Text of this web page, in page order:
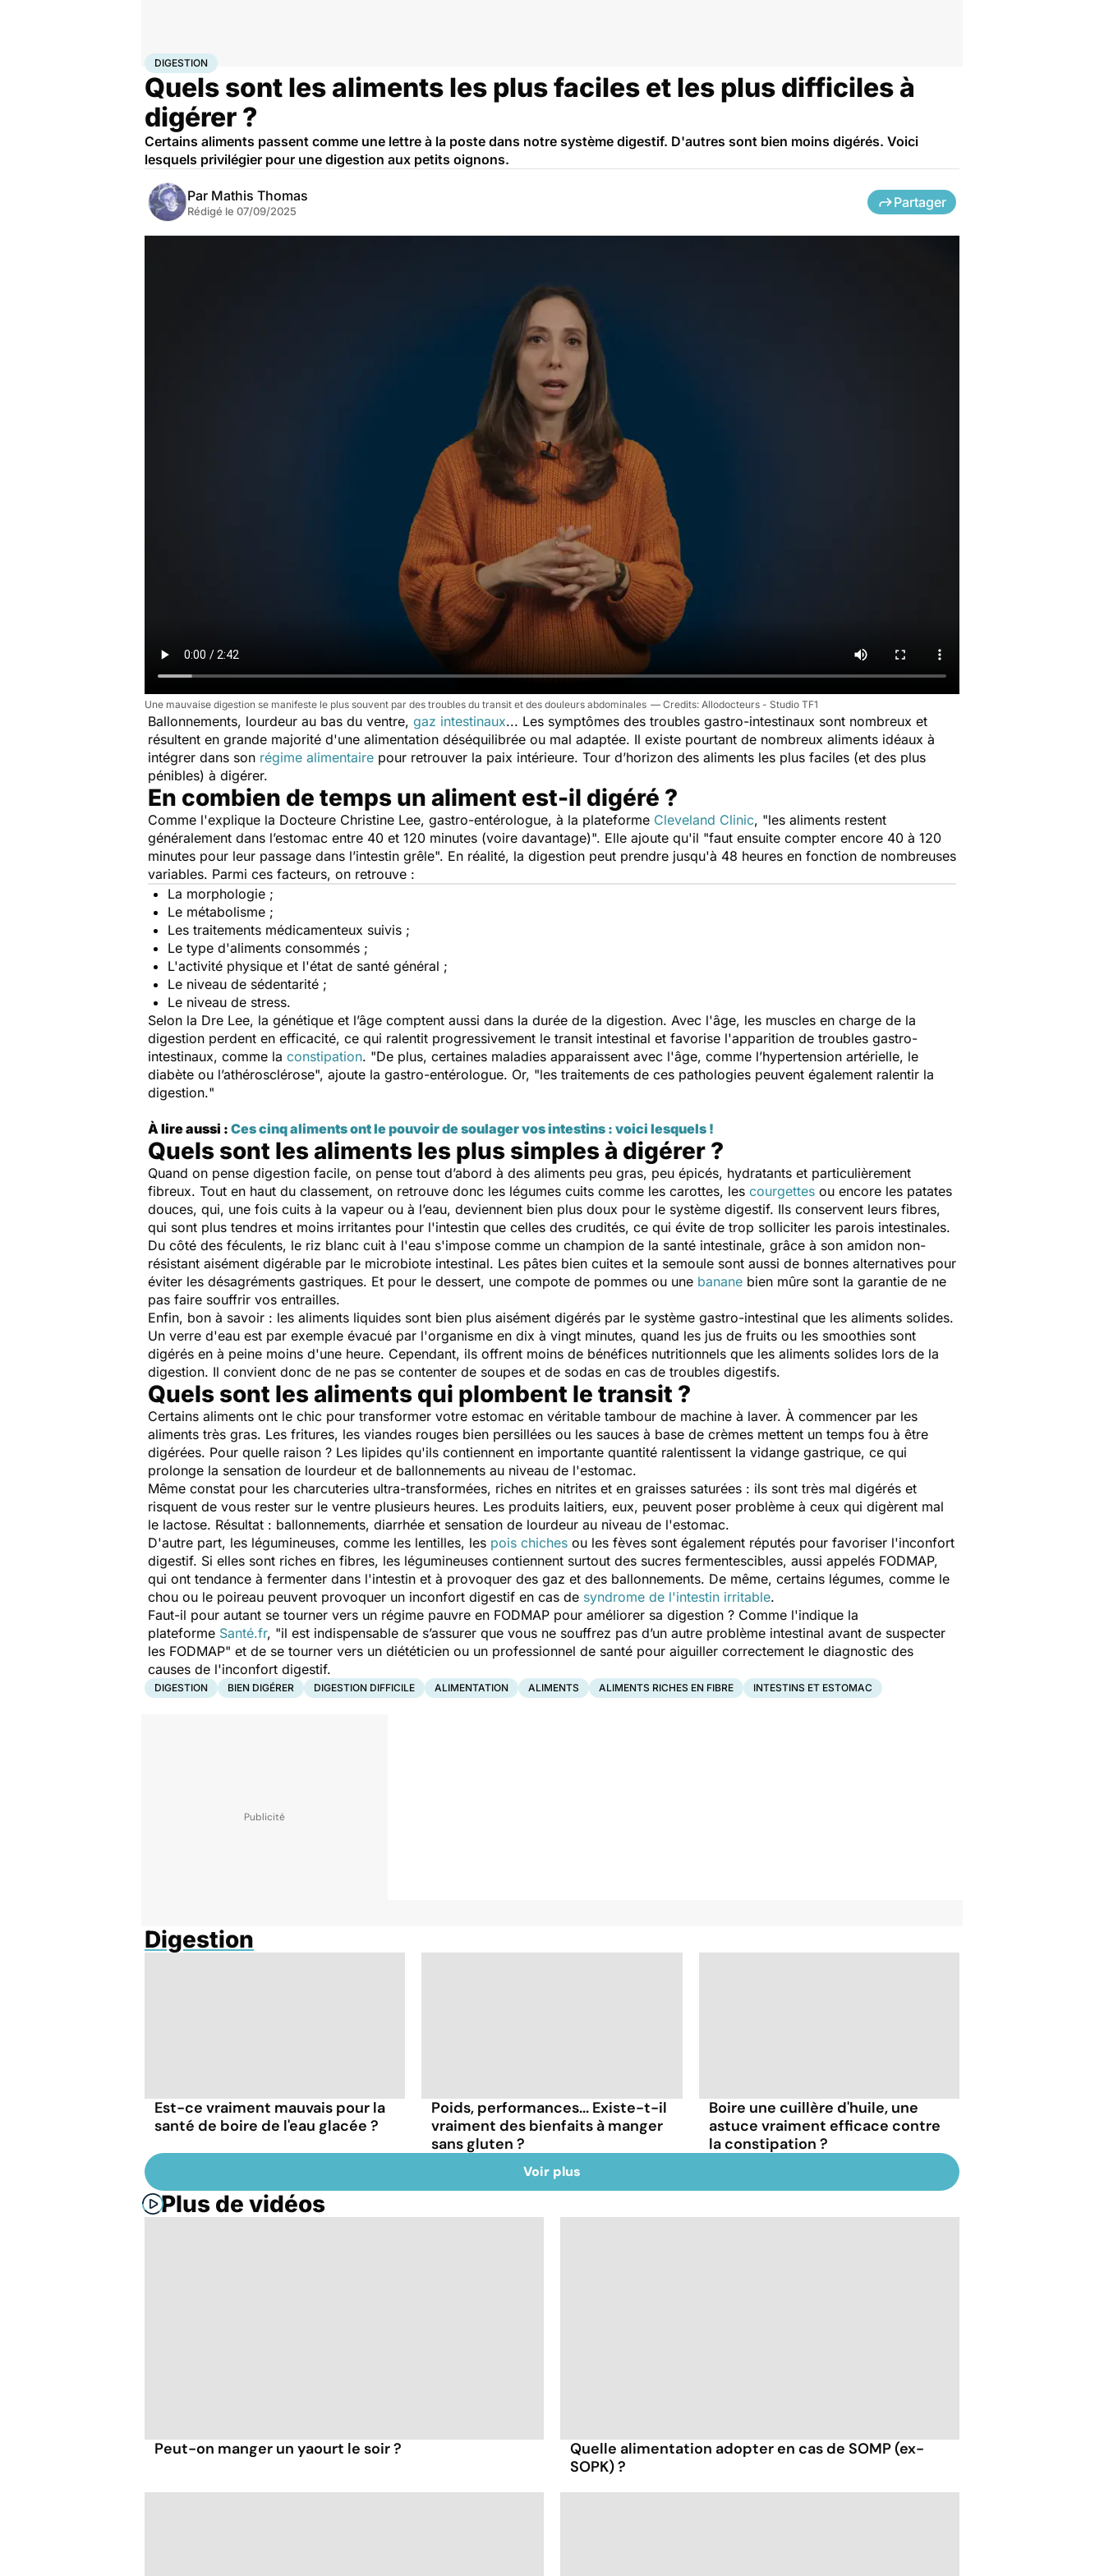
AccueilBien-être
DIGESTION
Quels sont les aliments les plus faciles et les plus difficiles à
digérer ?
Certains aliments passent comme une lettre à la poste dans notre système digestif. D'autres sont bien moins digérés. Voici
lesquels privilégier pour une digestion aux petits oignons.
Par Mathis Thomas
Rédigé le 07/09/2025
Partager
Une mauvaise digestion se manifeste le plus souvent par des troubles du transit et des douleurs abdominales Allodocteurs - Studio TF1
Ballonnements, lourdeur au bas du ventre, gaz intestinaux... Les symptômes des troubles gastro-intestinaux sont nombreux et
résultent en grande majorité d'une alimentation déséquilibrée ou mal adaptée. Il existe pourtant de nombreux aliments idéaux à
intégrer dans son régime alimentaire pour retrouver la paix intérieure. Tour d’horizon des aliments les plus faciles (et des plus
pénibles) à digérer.
En combien de temps un aliment est-il digéré ?
Comme l'explique la Docteure Christine Lee, gastro-entérologue, à la plateforme Cleveland Clinic, "les aliments restent
généralement dans l’estomac entre 40 et 120 minutes (voire davantage)". Elle ajoute qu'il "faut ensuite compter encore 40 à 120
minutes pour leur passage dans l’intestin grêle". En réalité, la digestion peut prendre jusqu'à 48 heures en fonction de nombreuses
variables. Parmi ces facteurs, on retrouve :
La morphologie ;
Le métabolisme ;
Les traitements médicamenteux suivis ;
Le type d'aliments consommés ;
L'activité physique et l'état de santé général ;
Le niveau de sédentarité ;
Le niveau de stress.
Selon la Dre Lee, la génétique et l’âge comptent aussi dans la durée de la digestion. Avec l'âge, les muscles en charge de la
digestion perdent en efficacité, ce qui ralentit progressivement le transit intestinal et favorise l'apparition de troubles gastro-
intestinaux, comme la constipation. "De plus, certaines maladies apparaissent avec l'âge, comme l’hypertension artérielle, le
diabète ou l’athérosclérose", ajoute la gastro-entérologue. Or, "les traitements de ces pathologies peuvent également ralentir la
digestion."
À lire aussi : Ces cinq aliments ont le pouvoir de soulager vos intestins : voici lesquels !
Quels sont les aliments les plus simples à digérer ?
Quand on pense digestion facile, on pense tout d’abord à des aliments peu gras, peu épicés, hydratants et particulièrement
fibreux. Tout en haut du classement, on retrouve donc les légumes cuits comme les carottes, les courgettes ou encore les patates
douces, qui, une fois cuits à la vapeur ou à l’eau, deviennent bien plus doux pour le système digestif. Ils conservent leurs fibres,
qui sont plus tendres et moins irritantes pour l'intestin que celles des crudités, ce qui évite de trop solliciter les parois intestinales.
Du côté des féculents, le riz blanc cuit à l'eau s'impose comme un champion de la santé intestinale, grâce à son amidon non-
résistant aisément digérable par le microbiote intestinal. Les pâtes bien cuites et la semoule sont aussi de bonnes alternatives pour
éviter les désagréments gastriques. Et pour le dessert, une compote de pommes ou une banane bien mûre sont la garantie de ne
pas faire souffrir vos entrailles.
Enfin, bon à savoir : les aliments liquides sont bien plus aisément digérés par le système gastro-intestinal que les aliments solides.
Un verre d'eau est par exemple évacué par l'organisme en dix à vingt minutes, quand les jus de fruits ou les smoothies sont
digérés en à peine moins d'une heure. Cependant, ils offrent moins de bénéfices nutritionnels que les aliments solides lors de la
digestion. Il convient donc de ne pas se contenter de soupes et de sodas en cas de troubles digestifs.
Quels sont les aliments qui plombent le transit ?
Certains aliments ont le chic pour transformer votre estomac en véritable tambour de machine à laver. À commencer par les
aliments très gras. Les fritures, les viandes rouges bien persillées ou les sauces à base de crèmes mettent un temps fou à être
digérées. Pour quelle raison ? Les lipides qu'ils contiennent en importante quantité ralentissent la vidange gastrique, ce qui
prolonge la sensation de lourdeur et de ballonnements au niveau de l'estomac.
Même constat pour les charcuteries ultra-transformées, riches en nitrites et en graisses saturées : ils sont très mal digérés et
risquent de vous rester sur le ventre plusieurs heures. Les produits laitiers, eux, peuvent poser problème à ceux qui digèrent mal
le lactose. Résultat : ballonnements, diarrhée et sensation de lourdeur au niveau de l'estomac.
D'autre part, les légumineuses, comme les lentilles, les pois chiches ou les fèves sont également réputés pour favoriser l'inconfort
digestif. Si elles sont riches en fibres, les légumineuses contiennent surtout des sucres fermentescibles, aussi appelés FODMAP,
qui ont tendance à fermenter dans l'intestin et à provoquer des gaz et des ballonnements. De même, certains légumes, comme le
chou ou le poireau peuvent provoquer un inconfort digestif en cas de syndrome de l'intestin irritable.
Faut-il pour autant se tourner vers un régime pauvre en FODMAP pour améliorer sa digestion ? Comme l'indique la
plateforme Santé.fr, "il est indispensable de s’assurer que vous ne souffrez pas d’un autre problème intestinal avant de suspecter
les FODMAP" et de se tourner vers un diététicien ou un professionnel de santé pour aiguiller correctement le diagnostic des
causes de l'inconfort digestif.
DIGESTION BIEN DIGÉRER DIGESTION DIFFICILE ALIMENTATION ALIMENTS ALIMENTS RICHES EN FIBRE INTESTINS ET ESTOMAC
Digestion
Est-ce vraiment mauvais pour la
santé de boire de l'eau glacée ?
Poids, performances... Existe-t-il
vraiment des bienfaits à manger
sans gluten ?
Boire une cuillère d'huile, une
astuce vraiment efficace contre
la constipation ?
Voir plus
Plus de vidéos
Peut-on manger un yaourt le soir ?
Quelle alimentation adopter en cas de SOMP (ex-
SOPK) ?